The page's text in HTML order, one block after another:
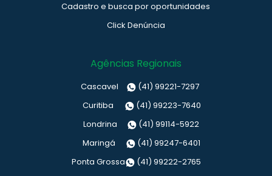
Cadastro e busca por oportunidades
Click Denúncia
Agências Regionais
Cascavel
(41) 99221-7297
Curitiba
(41) 99223-7640
Londrina
(41) 99114-5922
Maringá
(41) 99247-6401
Ponta Grossa
(41) 99222-2765